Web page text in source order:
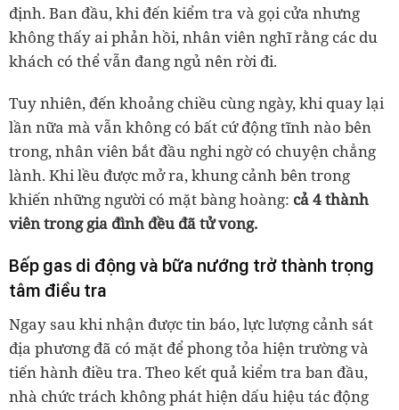
định. Ban đầu, khi đến kiểm tra và gọi cửa nhưng
không thấy ai phản hồi, nhân viên nghĩ rằng các du
khách có thể vẫn đang ngủ nên rời đi.
Tuy nhiên, đến khoảng chiều cùng ngày, khi quay lại
lần nữa mà vẫn không có bất cứ động tĩnh nào bên
trong, nhân viên bắt đầu nghi ngờ có chuyện chẳng
lành. Khi lều được mở ra, khung cảnh bên trong
khiến những người có mặt bàng hoàng: cả 4 thành
viên trong gia đình đều đã tử vong.
Bếp gas di động và bữa nướng trở thành trọng
tâm điều tra
Ngay sau khi nhận được tin báo, lực lượng cảnh sát
địa phương đã có mặt để phong tỏa hiện trường và
tiến hành điều tra. Theo kết quả kiểm tra ban đầu,
nhà chức trách không phát hiện dấu hiệu tác động